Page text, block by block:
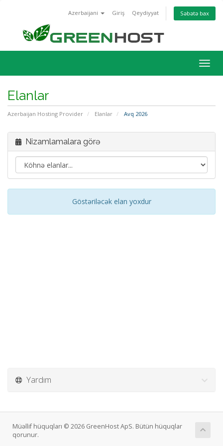
Azerbaijani Giriş Qeydiyyat Səbətə bax
keçid
Elanlar
Azerbaijan Hosting Provider Elanlar Avq 2026
Nizamlamalara görə
Göstəriləcək elan yoxdur
Yardım
Müəllif hüquqları © 2026 GreenHost ApS. Bütün hüquqlar
qorunur.